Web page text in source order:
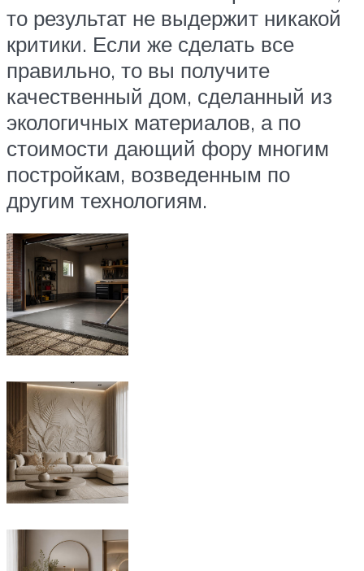
то результат не выдержит никакой
критики. Если же сделать все
правильно, то вы получите
качественный дом, сделанный из
экологичных материалов, а по
стоимости дающий фору многим
постройкам, возведенным по
другим технологиям.